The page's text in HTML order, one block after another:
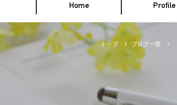
Home Profile
トップ ブログ一覧